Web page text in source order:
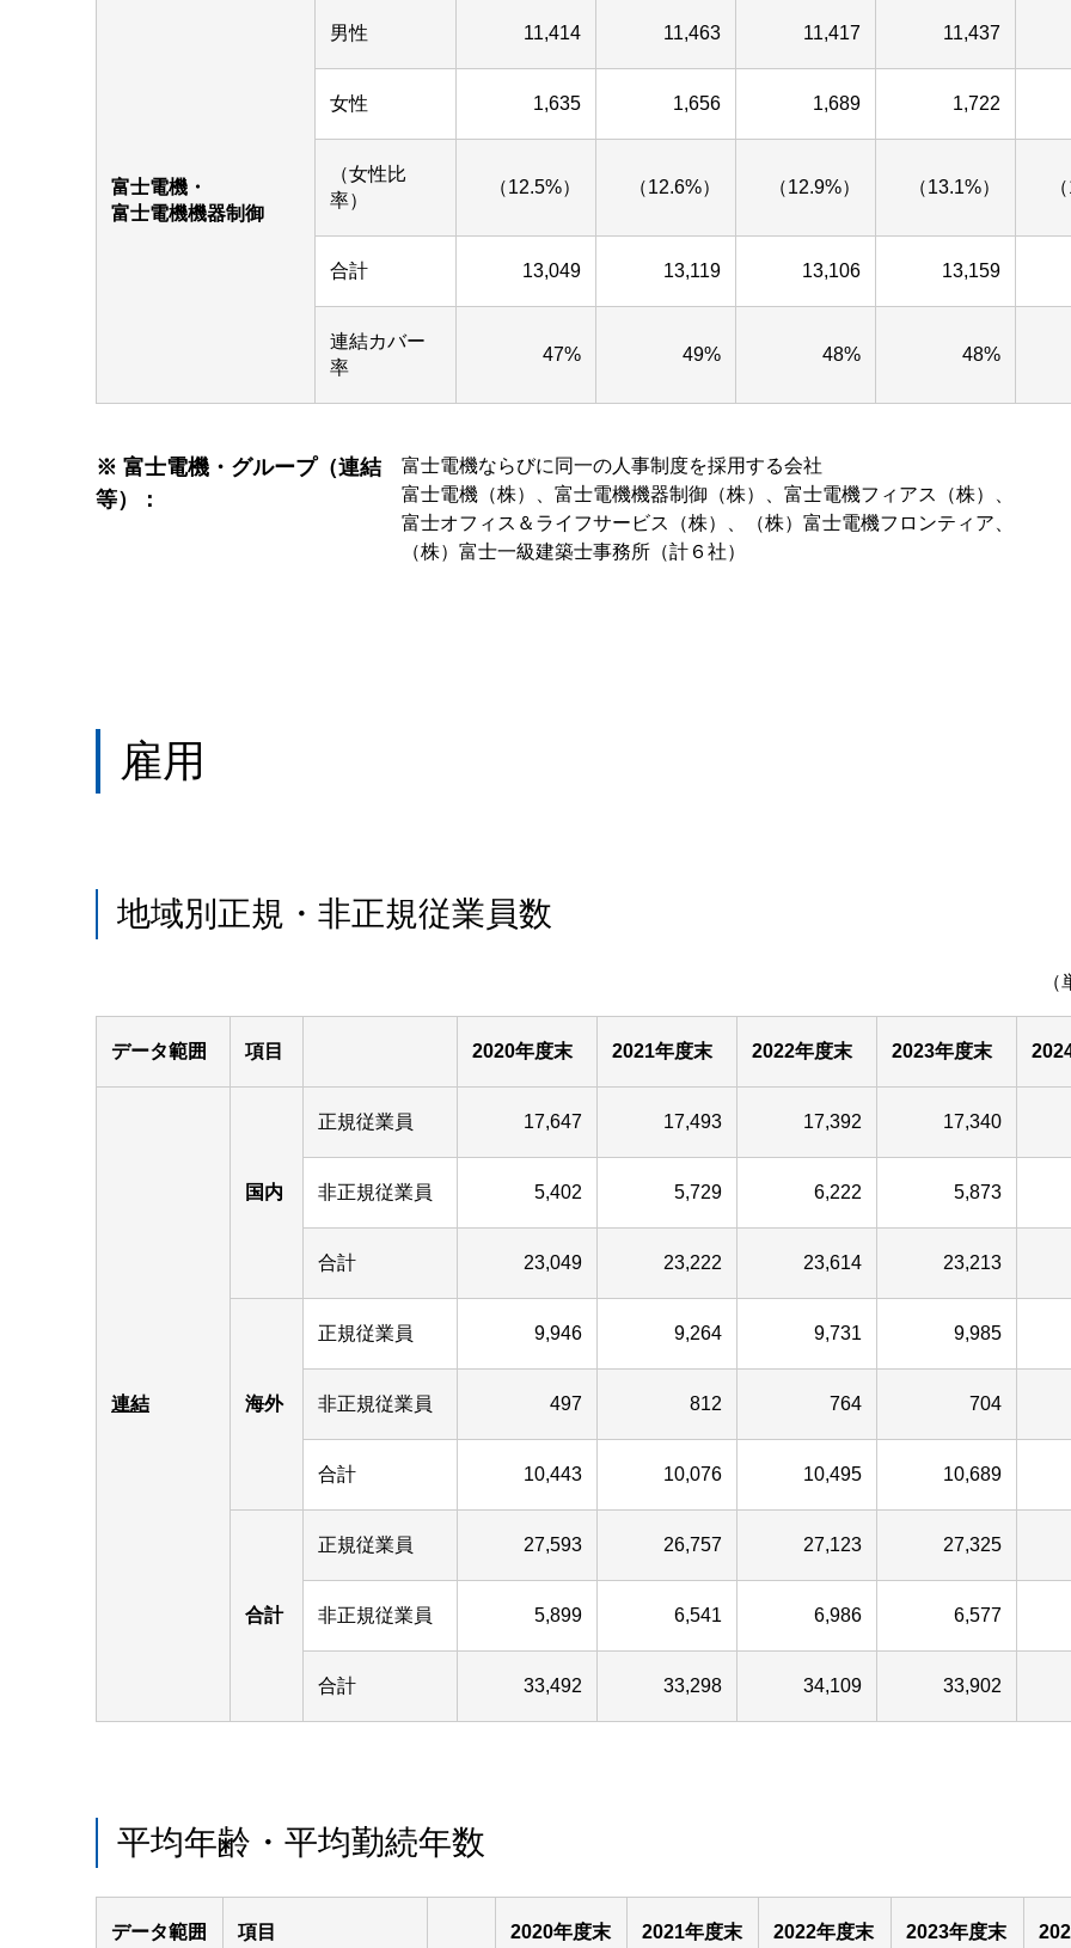
富士電機・
富士電機機器制御
男性 11,414 11,463 11,417 11,437
女性 1,635 1,656 1,689 1,722
（女性比
率）
（12.5%） （12.6%） （12.9%） （13.1%）
合計 13,049 13,119 13,106 13,159
連結カバー
率
47% 49% 48% 48%
※ 富士電機・グループ（連結
等）：
富士電機ならびに同一の人事制度を採用する会社
富士電機（株）、富士電機機器制御（株）、富士電機フィアス（株）、
富士オフィス＆ライフサービス（株）、（株）富士電機フロンティア、
（株）富士一級建築士事務所（計６社）
雇用
地域別正規・非正規従業員数
データ範囲 項目 2020年度末 2021年度末 2022年度末 2023年度末
連結
国内
正規従業員 17,647 17,493 17,392 17,340
非正規従業員 5,402 5,729 6,222 5,873
合計 23,049 23,222 23,614 23,213
海外
正規従業員 9,946 9,264 9,731 9,985
非正規従業員 497 812 764 704
合計 10,443 10,076 10,495 10,689
合計
正規従業員 27,593 26,757 27,123 27,325
非正規従業員 5,899 6,541 6,986 6,577
合計 33,492 33,298 34,109 33,902
平均年齢・平均勤続年数
データ範囲 項目 2020年度末 2021年度末 2022年度末 2023年度末